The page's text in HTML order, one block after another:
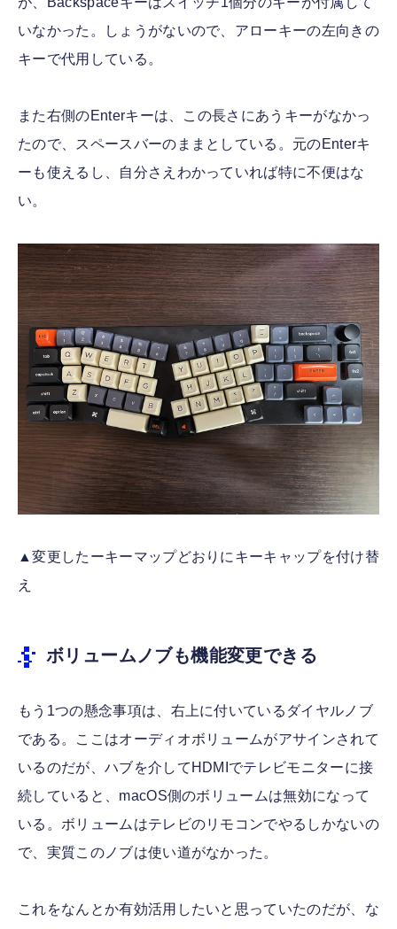
いなかった。しょうがないので、アローキーの左向きの
キーで代用している。
また右側のEnterキーは、この長さにあうキーがなかっ
たので、スペースバーのままとしている。元のEnterキ
ーも使えるし、自分さえわかっていれば特に不便はな
い。
▲変更したーキーマップどおりにキーキャップを付け替
え
ボリュームノブも機能変更できる
もう1つの懸念事項は、右上に付いているダイヤルノブ
である。ここはオーディオボリュームがアサインされて
いるのだが、ハブを介してHDMIでテレビモニターに接
続していると、macOS側のボリュームは無効になって
いる。ボリュームはテレビのリモコンでやるしかないの
で、実質このノブは使い道がなかった。
これをなんとか有効活用したいと思っていたのだが、な